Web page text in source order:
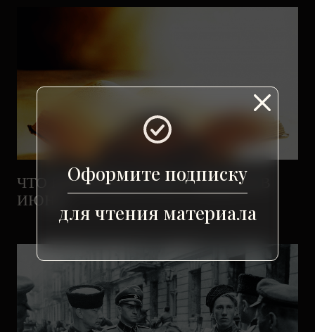
ЧТО ПОЧИТАТЬ И ЧТО УВИДЕТЬ В
ИЮНЕ
Оформите подписку
для чтения материала